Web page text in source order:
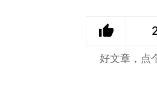
好文章，点